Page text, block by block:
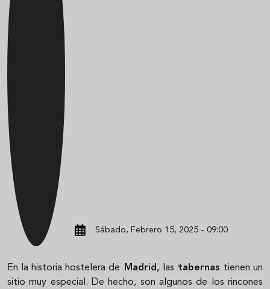
Sábado, Febrero 15, 2025 - 09:00
En la historia hostelera de Madrid, las tabernas tienen un
sitio muy especial. De hecho, son algunos de los rincones